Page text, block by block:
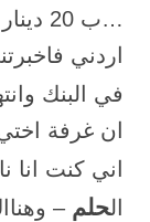
اردني
في البنك
ان غرفة
اني كنت انا
الحلم –